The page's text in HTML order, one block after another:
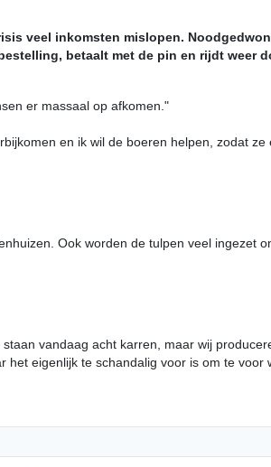
veel inkomsten mislopen.
betaalt met de pin en rijdt weer
er massaal op afkomen."
en ik wil de boeren helpen, zodat ze
Ook worden de tulpen veel ingezet
vandaag acht karren, maar wij
eigenlijk te schandalig voor is om te voor